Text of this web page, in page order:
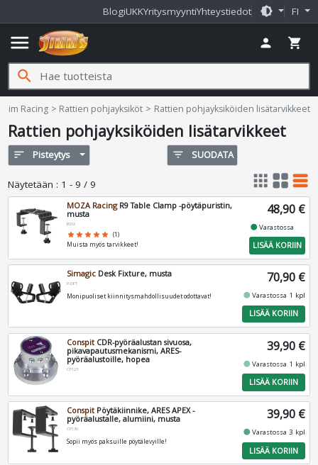
BlogiUKKYritysmyyntiYhteystiedot brightness_medium FI
menu person shopping_cart
search
Sim Racing Rattien pohjayksiköt Rattien pohjayksiköiden lisätarvikkeet
Rattien pohjayksiköiden lisätarvikkeet
sort Pisteytys filter_list SUODATA
Näytetään : 1 - 9 / 9 apps grid_view table_rows
MOZA RacingR9 Table Clamp -pöytäpuristin,
musta
RS12
star star star star star (1)
Muista myös tarvikkeet!
48,90 €
fiber_manual_recordVarastossa
LISÄÄ KORIIN
Simagic Desk Fixture, musta
P-DFT
Monipuoliset kiinnitysmahdollisuudet odottavat!
70,90 €
fiber_manual_recordVarastossa 1 kpl
LISÄÄ KORIIN
Conspit CDR-pyöräalustan sivuosa,
pikavapautusmekanismi, ARES-
pyöräalustoille, hopea
CP123
39,90 €
fiber_manual_recordVarastossa 1 kpl
LISÄÄ KORIIN
Conspit Pöytäkiinnike, ARES APEX -
pyöräalustalle, alumiini, musta
CP130
Sopii myös paksuille pöytälevyille!
39,90 €
fiber_manual_recordVarastossa 3 kpl
LISÄÄ KORIIN